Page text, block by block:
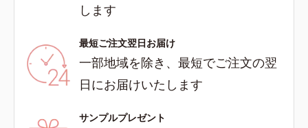
します
最短ご注文翌日お届け
一部地域を除き、最短でご注文の翌
日にお届けいたします
サンプルプレゼント